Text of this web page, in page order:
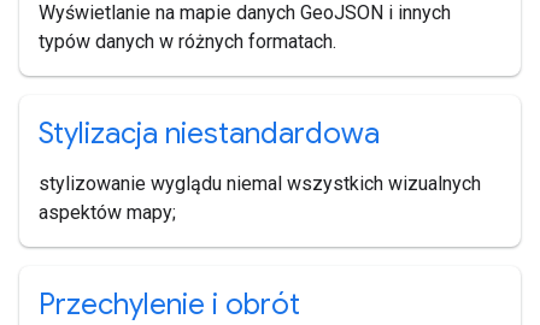
Wyświetlanie na mapie danych GeoJSON i innych
typów danych w różnych formatach.
Stylizacja niestandardowa
stylizowanie wyglądu niemal wszystkich wizualnych
aspektów mapy;
Przechylenie i obrót